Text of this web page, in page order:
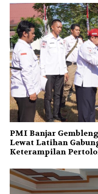
PMI Banjar
Lewat Latihan
Keterampilan